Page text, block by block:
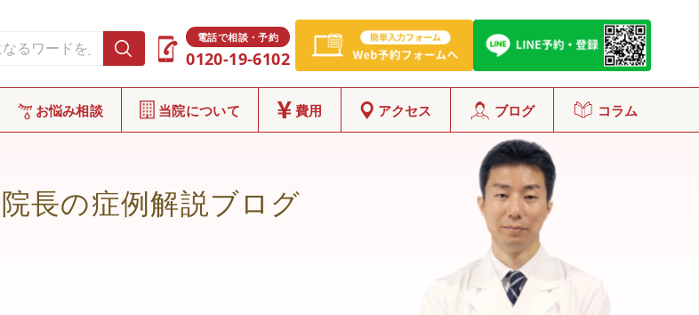
電話で相談・予約
0120-19-6102
お悩み相談 当院について 費用 アクセス ブログ コラム
院長の症例解説ブログ